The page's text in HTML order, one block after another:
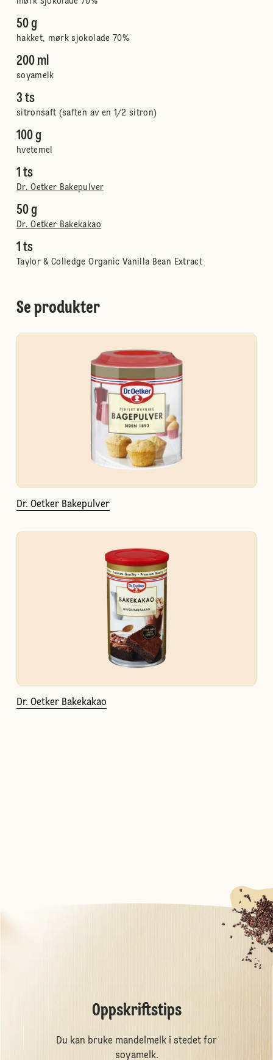
50 g
hakket, mørk sjokolade 70%
200 ml
soyamelk
3 ts
sitronsaft (saften av en 1/2 sitron)
100 g
hvetemel
1 ts
Dr. Oetker Bakepulver
50 g
Dr. Oetker Bakekakao
1 ts
Taylor & Colledge Organic Vanilla Bean Extract
Se produkter
Dr. Oetker Bakepulver
Dr. Oetker Bakekakao
Oppskriftstips
Du kan bruke mandelmelk i stedet for
soyamelk.